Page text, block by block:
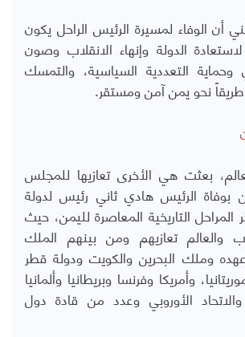
أن الوفاء لمسيرة الرئيس الراحل يكون
الدولة وإنهاء الانقلاب وصون
وحماية التعددية السياسية، والتمسك
طريقاً نحو يمن آمن ومستقر.
بعثت هي الأخرى تعازيها للمجلس
بوفاة الرئيس هادي ثاني رئيس لدولة
المراحل التاريخية المعاصرة لليمن، حيث
والعالم تعازيهم ومن بينهم الملك
وملك البحرين والكويت ودولة قطر
وأمريكا وفرنسا وبريطانيا وألمانيا
الأوروبي وعدد من قادة دول